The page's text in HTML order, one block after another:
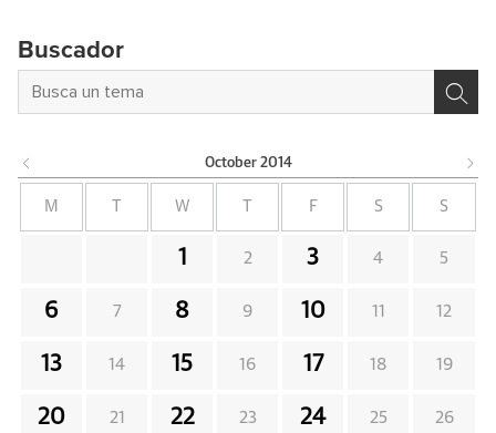
Buscador
October 2014
M W F S S
1 2 3 4 5
6 7 8 9 10 11 12
13 14 15 16 17 18 19
20 21 22 23 24 25 26